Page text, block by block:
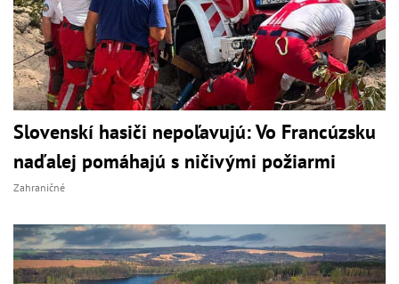
Slovenskí hasiči nepoľavujú: Vo Francúzsku
naďalej pomáhajú s ničivými požiarmi
Zahraničné